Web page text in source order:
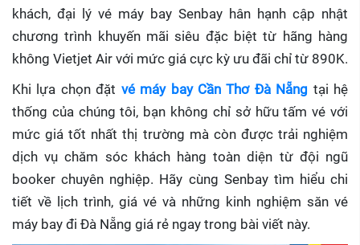
khách, đại lý vé máy bay Senbay hân hạnh cập nhật
chương trình khuyến mãi siêu đặc biệt từ hãng hàng
không Vietjet Air với mức giá cực kỳ ưu đãi chỉ từ 890K.
Khi lựa chọn đặt vé máy bay Cần Thơ Đà Nẵng tại hệ
thống của chúng tôi, bạn không chỉ sở hữu tấm vé với
mức giá tốt nhất thị trường mà còn được trải nghiệm
dịch vụ chăm sóc khách hàng toàn diện từ đội ngũ
booker chuyên nghiệp. Hãy cùng Senbay tìm hiểu chi
tiết về lịch trình, giá vé và những kinh nghiệm săn vé
máy bay đi Đà Nẵng giá rẻ ngay trong bài viết này.